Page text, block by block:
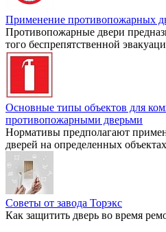
Применение противопожарных
Противопожарные двери
того беспрепятственной
Основные типы объектов для
противопожарными дверьми
Нормативы предполагают
дверей на определенных
Советы от завода Торэкс
Как защитить дверь во время